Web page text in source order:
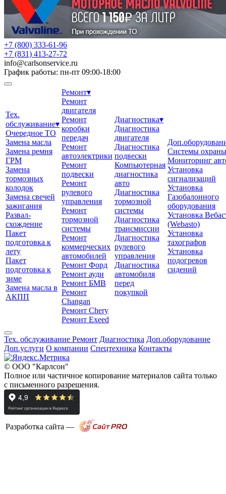
+7 (800) 333-61-96
+7 (831) 413-27-72
info@carlsonservice.ru
График работы: пн-пт 09:00-18:00
Тех.
обслуживание▾
Очередное ТО
Замена масла
Замена ремня
ГРМ
Замена
тормозных
колодок
Замена свечей
зажигания
Развал-
схождение
Пакет
подготовка к
лету
Пакет
подготовка к
зиме
Замена масла в
АКПП
Ремонт▾
Ремонт
двигателя
Ремонт
коробки
передач
Ремонт
автоэлектрики
Ремонт
подвески
Ремонт
рулевого
управления
Ремонт
тормозной
системы
Ремонт
коммерческих
автомобилей
Ремонт Форд
Ремонт ауди
Ремонт БМВ
Ремонт
Changan
Ремонт Chery
Ремонт Exeed
Диагностика▾
Диагностика
двигателя
Диагностика
подвески
Компьютерная
диагностика
авто
Диагностика
тормозной
системы
Диагностика
трансмиссии
Диагностика
рулевого
управления
Диагностика
автомобиля
перед
покупкой
Системы охраны
Мониторинг
Установка
сигнализаций
Установка
Газобалонного
оборудования
Установка
(Webasto)
Установка
тахографов
Установка
подогревов
сидений
Тех. обслуживание Ремонт Диагностика Доп.оборудование
Доп.услуги О компании Спецтехника Контакты
© ООО "Карлсон"
Полное или частичное копирование материалов сайта только
с письменного разрешения.
Разработка сайта —